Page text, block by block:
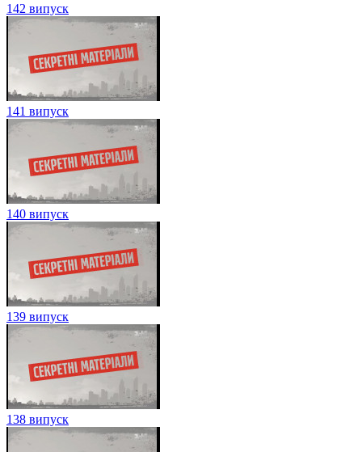
142 випуск
141 випуск
140 випуск
139 випуск
138 випуск